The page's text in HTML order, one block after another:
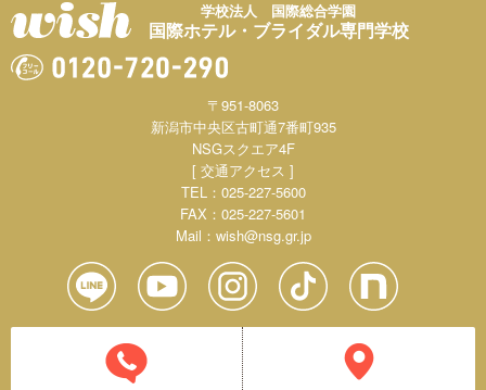
学校法人 国際総合学園
国際ホテル・ブライダル専門学校
〒951-8063
新潟市中央区古町通7番町935
NSGスクエア4F
[ 交通アクセス ]
TEL：025-227-5600
FAX：025-227-5601
Mail： wish@nsg.gr.jp